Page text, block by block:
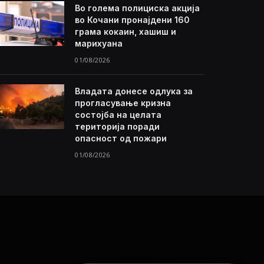
Во голема полициска акција
во Кочани пронајдени 160
грама кокаин, хашиш и
марихуана
01/08/2026
Владата донесе одлука за
прогласување кризна
состојба на целата
територија поради
опасност од пожари
01/08/2026